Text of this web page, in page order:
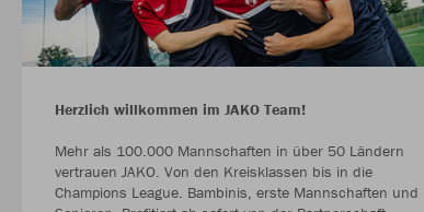
Herzlich willkommen im JAKO Team!
Mehr als 100.000 Mannschaften in über 50 Ländern
vertrauen JAKO. Von den Kreisklassen bis in die
Champions League. Bambinis, erste Mannschaften und